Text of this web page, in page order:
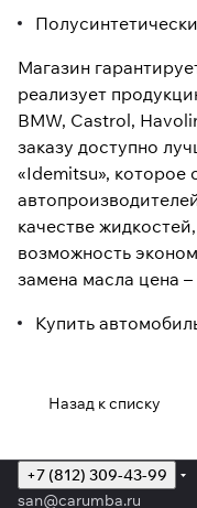
Магазин
реализует
BMW, Castrol,
заказу доступно
«Idemitsu», которое
качестве
возможность
замена масла цена –
Купить
Назад к списку
+7 (812) 309-43-99
san@carumba.ru